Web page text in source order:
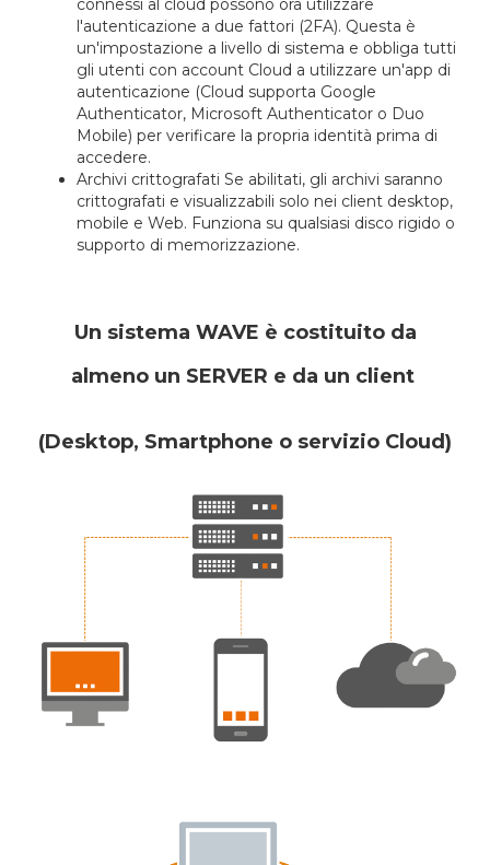
connessi al cloud possono ora utilizzare
l'autenticazione a due fattori (2FA). Questa è
un'impostazione a livello di sistema e obbliga tutti
gli utenti con account Cloud a utilizzare un'app di
autenticazione (Cloud supporta Google
Authenticator, Microsoft Authenticator o Duo
Mobile) per verificare la propria identità prima di
accedere.
Archivi crittografati Se abilitati, gli archivi saranno
crittografati e visualizzabili solo nei client desktop,
mobile e Web. Funziona su qualsiasi disco rigido o
supporto di memorizzazione.
Un sistema WAVE è costituito da
almeno un SERVER e da un client
(Desktop, Smartphone o servizio Cloud)